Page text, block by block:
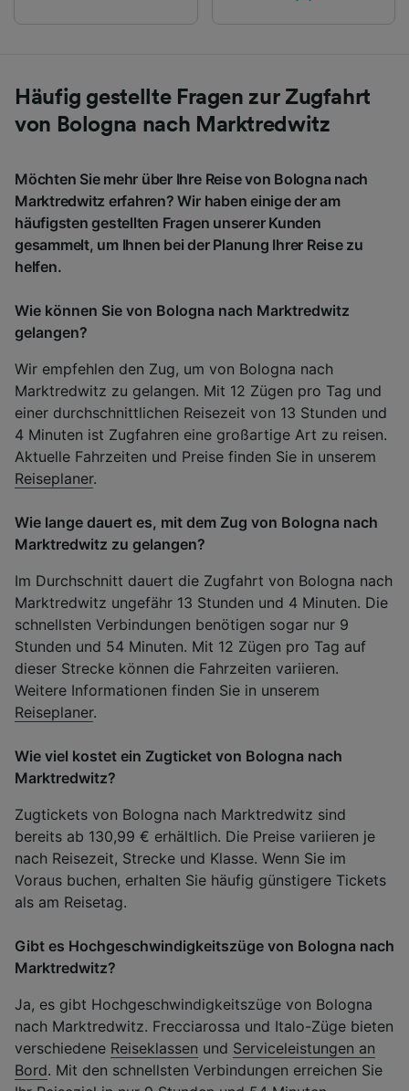
Häufig gestellte Fragen zur Zugfahrt
von Bologna nach Marktredwitz
Möchten Sie mehr über Ihre Reise von Bologna nach
Marktredwitz erfahren? Wir haben einige der am
häufigsten gestellten Fragen unserer Kunden
gesammelt, um Ihnen bei der Planung Ihrer Reise zu
helfen.
Wie können Sie von Bologna nach Marktredwitz
gelangen?
Wir empfehlen den Zug, um von Bologna nach
Marktredwitz zu gelangen. Mit 12 Zügen pro Tag und
einer durchschnittlichen Reisezeit von 13 Stunden und
4 Minuten ist Zugfahren eine großartige Art zu reisen.
Aktuelle Fahrzeiten und Preise finden Sie in unserem
Reiseplaner.
Wie lange dauert es, mit dem Zug von Bologna nach
Marktredwitz zu gelangen?
Im Durchschnitt dauert die Zugfahrt von Bologna nach
Marktredwitz ungefähr 13 Stunden und 4 Minuten. Die
schnellsten Verbindungen benötigen sogar nur 9
Stunden und 54 Minuten. Mit 12 Zügen pro Tag auf
dieser Strecke können die Fahrzeiten variieren.
Weitere Informationen finden Sie in unserem
Reiseplaner.
Wie viel kostet ein Zugticket von Bologna nach
Marktredwitz?
Zugtickets von Bologna nach Marktredwitz sind
bereits ab 130,99 € erhältlich. Die Preise variieren je
nach Reisezeit, Strecke und Klasse. Wenn Sie im
Voraus buchen, erhalten Sie häufig günstigere Tickets
als am Reisetag.
Gibt es Hochgeschwindigkeitszüge von Bologna nach
Marktredwitz?
Ja, es gibt Hochgeschwindigkeitszüge von Bologna
nach Marktredwitz. Frecciarossa und Italo-Züge bieten
verschiedene Reiseklassen und Serviceleistungen an
Bord. Mit den schnellsten Verbindungen erreichen Sie